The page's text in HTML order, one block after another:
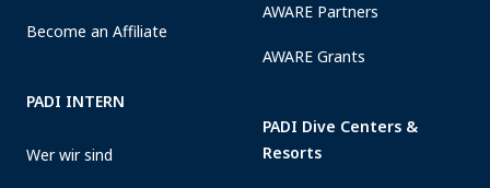
Become an Affiliate
PADI INTERN
Wer wir sind
AWARE Partners
AWARE Grants
PADI Dive Centers &
Resorts